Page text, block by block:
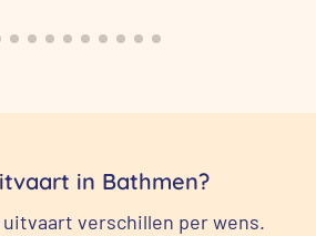
in Bathmen?
uitvaart verschillen per wens.